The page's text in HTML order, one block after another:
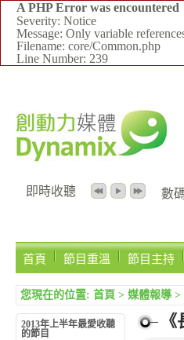
A PHP Error was encountered
Severity: Notice
Message: Only variable
Filename: core/Common.php
Line Number: 239
即時收聽 數
首頁
節目重溫 節目主持
您現在的位置: 首頁 > 媒體報導 >
2013年上半年最愛收聽
的節目